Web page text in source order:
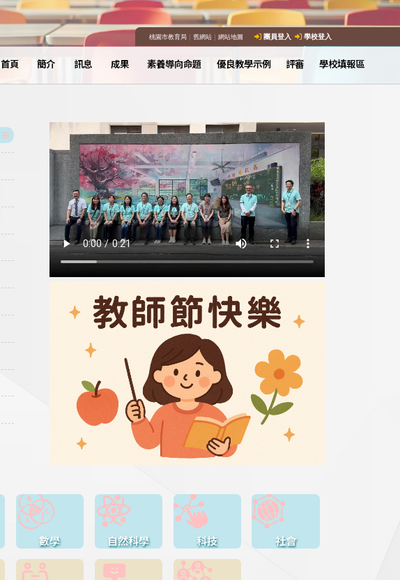
桃園市教育局｜ 舊網站｜ 網站地圖 團員登入 學校登入
首頁 簡介 訊息 成果 素養導向命題 優良教學示例 評審 學校填報區
數學 自然科學 科技 社會